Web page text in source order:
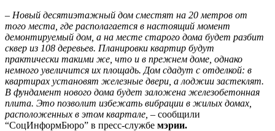
– Новый десятиэтажный дом сместят на 20 метров от
того места, где располагается в настоящий момент
демонтируемый дом, а на месте старого дома будет разбит
сквер из 108 деревьев. Планировки квартир будут
практически такими же, что и в прежнем доме, однако
немного увеличится их площадь. Дом сдадут с отделкой: в
квартирах установят железные двери, а лоджии застеклят.
В фундамент нового дома будет заложена железобетонная
плита. Это позволит избежать вибрации в жилых домах,
расположенных в этом квартале, – сообщили
“СоцИнформБюро” в пресс-службе мэрии.